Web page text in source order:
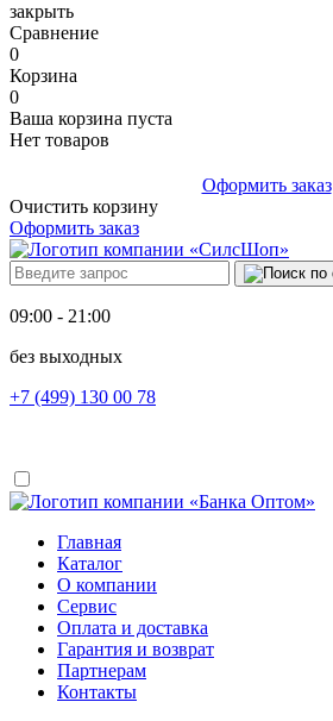
закрыть
Сравнение
0
Корзина
0
Ваша корзина пуста
Нет товаров
Оформить заказ
Очистить корзину
Оформить заказ
09:00 - 21:00
без выходных
+7 (499) 130 00 78
Главная
Каталог
О компании
Сервис
Оплата и доставка
Гарантия и возврат
Партнерам
Контакты